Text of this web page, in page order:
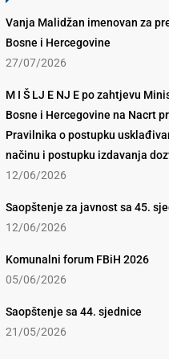
Vanja Malidžan imenovan za
Bosne i Hercegovine
27/07/2026
M I Š LJ E NJ E po zahtjevu
Bosne i Hercegovine na Nacrt
Pravilnika o postupku
načinu i postupku izdavanja
12/06/2026
Saopštenje za javnost sa 45.
12/06/2026
Komunalni forum FBiH 2026
05/06/2026
Saopštenje sa 44. sjednice
21/05/2026